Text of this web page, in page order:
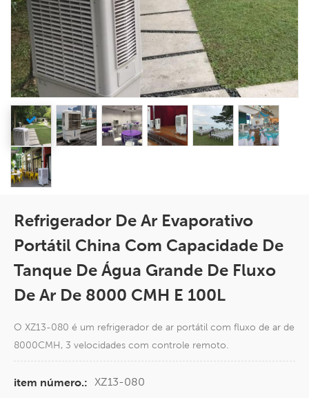
Refrigerador De Ar Evaporativo
Portátil China Com Capacidade De
Tanque De Água Grande De Fluxo
De Ar De 8000 CMH E 100L
O XZ13-080 é um refrigerador de ar portátil com fluxo de ar de
8000CMH, 3 velocidades com controle remoto.
item número.: XZ13-080